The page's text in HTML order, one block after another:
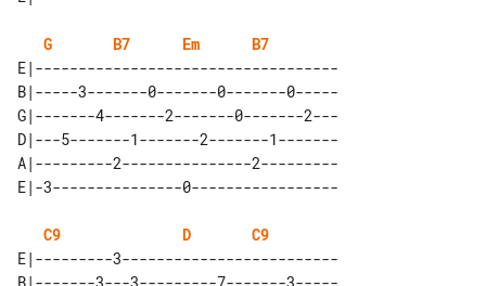
G B7 Em
B7
E|-----------------------------------
B|-----3-------0-------0-------0-----
G|-------4-------2-------0-------2---
D|---5-------1-------2-------1-------
A|---------2---------------2---------
C9 D
C9
E|---------3-------------------------